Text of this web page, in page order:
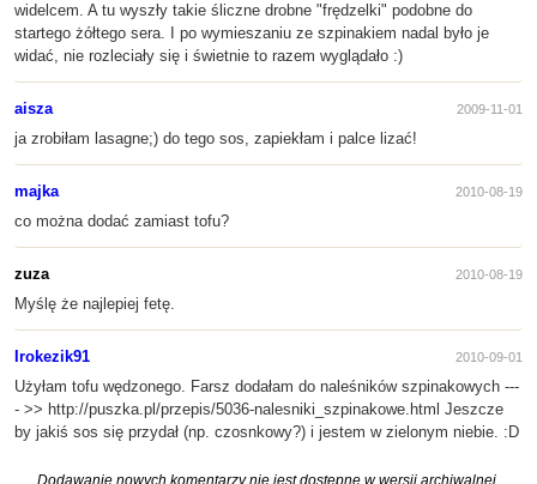
widelcem. A tu wyszły takie śliczne drobne "frędzelki" podobne do
startego żółtego sera. I po wymieszaniu ze szpinakiem nadal było je
widać, nie rozleciały się i świetnie to razem wyglądało :)
aisza 2009-11-01
ja zrobiłam lasagne;) do tego sos, zapiekłam i palce lizać!
majka 2010-08-19
co można dodać zamiast tofu?
zuza 2010-08-19
Myślę że najlepiej fetę.
Irokezik91 2010-09-01
Użyłam tofu wędzonego. Farsz dodałam do naleśników szpinakowych ---
- >> http://puszka.pl/przepis/5036-nalesniki_szpinakowe.html Jeszcze
by jakiś sos się przydał (np. czosnkowy?) i jestem w zielonym niebie. :D
Dodawanie nowych komentarzy nie jest dostępne w wersji archiwalnej.